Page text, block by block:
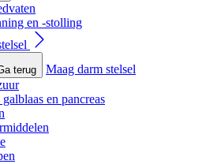
en -stolling
terug
Maag darm stelsel
en pancreas